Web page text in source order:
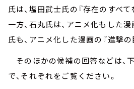
氏は、塩田武士氏の『存在のすべて
一方、石丸氏は、アニメ化もした漫
氏も、アニメ化した漫画の『進撃の
そのほかの候補の回答などは、
で、それぞれをご覧ください。